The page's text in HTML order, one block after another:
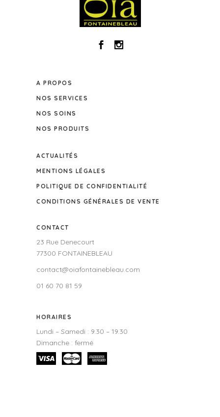
A PROPOS
NOS SERVICES
NOS SOINS
NOS PRODUITS
ACTUALITÉS
MENTIONS LÉGALES
POLITIQUE DE CONFIDENTIALITÉ
CONDITIONS GÉNÉRALES DE VENTE
CONTACT
23 Rue Denecourt
77300 FONTAINEBLEAU
contact@oiafontainebleau.com
01 60 70 81 59
HORAIRES
Lundi – Samedi : 9.30 – 19.30
Dimanche : fermé